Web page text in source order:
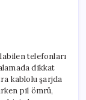
Hızlı
Modeller
Testte**
için
telefonları
dikkat
kablolu şarjda
pil ömrü,